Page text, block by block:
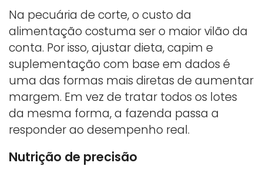
Na pecuária de corte, o custo da
alimentação costuma ser o maior vilão da
conta. Por isso, ajustar dieta, capim e
suplementação com base em dados é
uma das formas mais diretas de aumentar
margem. Em vez de tratar todos os lotes
da mesma forma, a fazenda passa a
responder ao desempenho real.
Nutrição de precisão